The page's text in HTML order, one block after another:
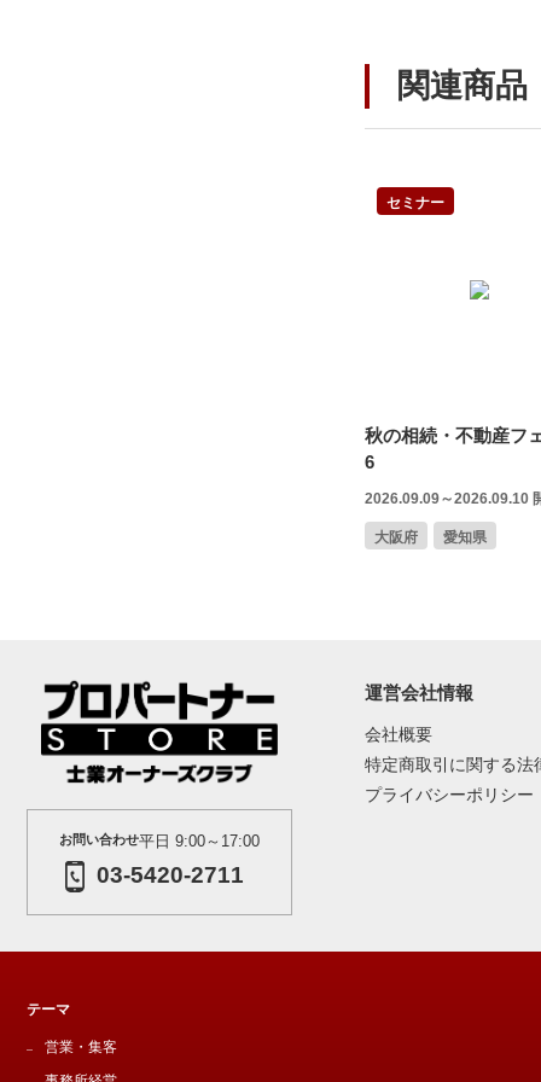
関連商品
セミナー
秋の相続・不動産フ
6
2026.09.09～2026.09.10
大阪府 愛知県
お問い合わせ平日 9:00～17:00
03-5420-2711
運営会社情報
会社概要
特定商取引に関する法
プライバシーポリシー
テーマ
営業・集客